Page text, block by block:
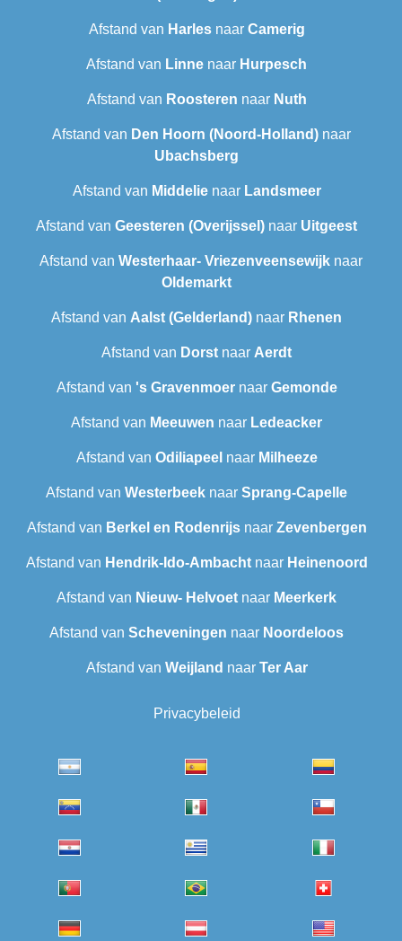
Afstand van Harlesnaar Camerig
Afstand van Linne naar Hurpesch
Afstand van Roosteren naar Nuth
Afstand van Den Hoorn (Noord-Holland)naar
Ubachsberg
Afstand van Middelienaar Landsmeer
Afstand van Geesteren (Overijssel) naar Uitgeest
Afstand van Westerhaar- Vriezenveensewijk naar
Oldemarkt
Afstand van Aalst (Gelderland) naar Rhenen
Afstand van Dorst naar Aerdt
Afstand van 's Gravenmoernaar Gemonde
Afstand van Meeuwen naar Ledeacker
Afstand van Odiliapeel naar Milheeze
Afstand van Westerbeek naar Sprang-Capelle
Afstand van Berkel en Rodenrijsnaar Zevenbergen
Afstand van Hendrik-Ido-Ambachtnaar Heinenoord
Afstand van Nieuw- Helvoet naar Meerkerk
Afstand van Scheveningen‎ naar Noordeloos
Afstand van Weijland naar Ter Aar‎
Privacybeleid